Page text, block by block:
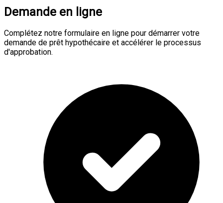
Demande en ligne
Complétez notre formulaire en ligne pour démarrer votre
demande de prêt hypothécaire et accélérer le processus
d'approbation.